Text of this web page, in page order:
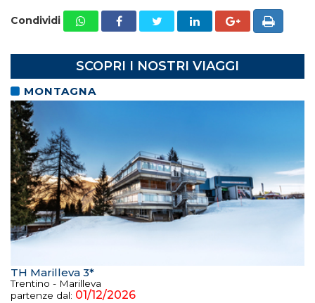
Condividi
SCOPRI I NOSTRI VIAGGI
MONTAGNA
TH Marilleva 3*
Trentino - Marilleva
partenze dal: 01/12/2026